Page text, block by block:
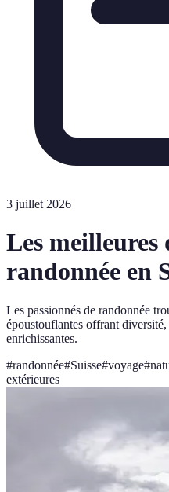
3 juillet 2026
Les meilleures
randonnée en
Les passionnés de randonnée
époustouflantes offrant
enrichissantes.
#randonnée#Suisse#voyage#
extérieures